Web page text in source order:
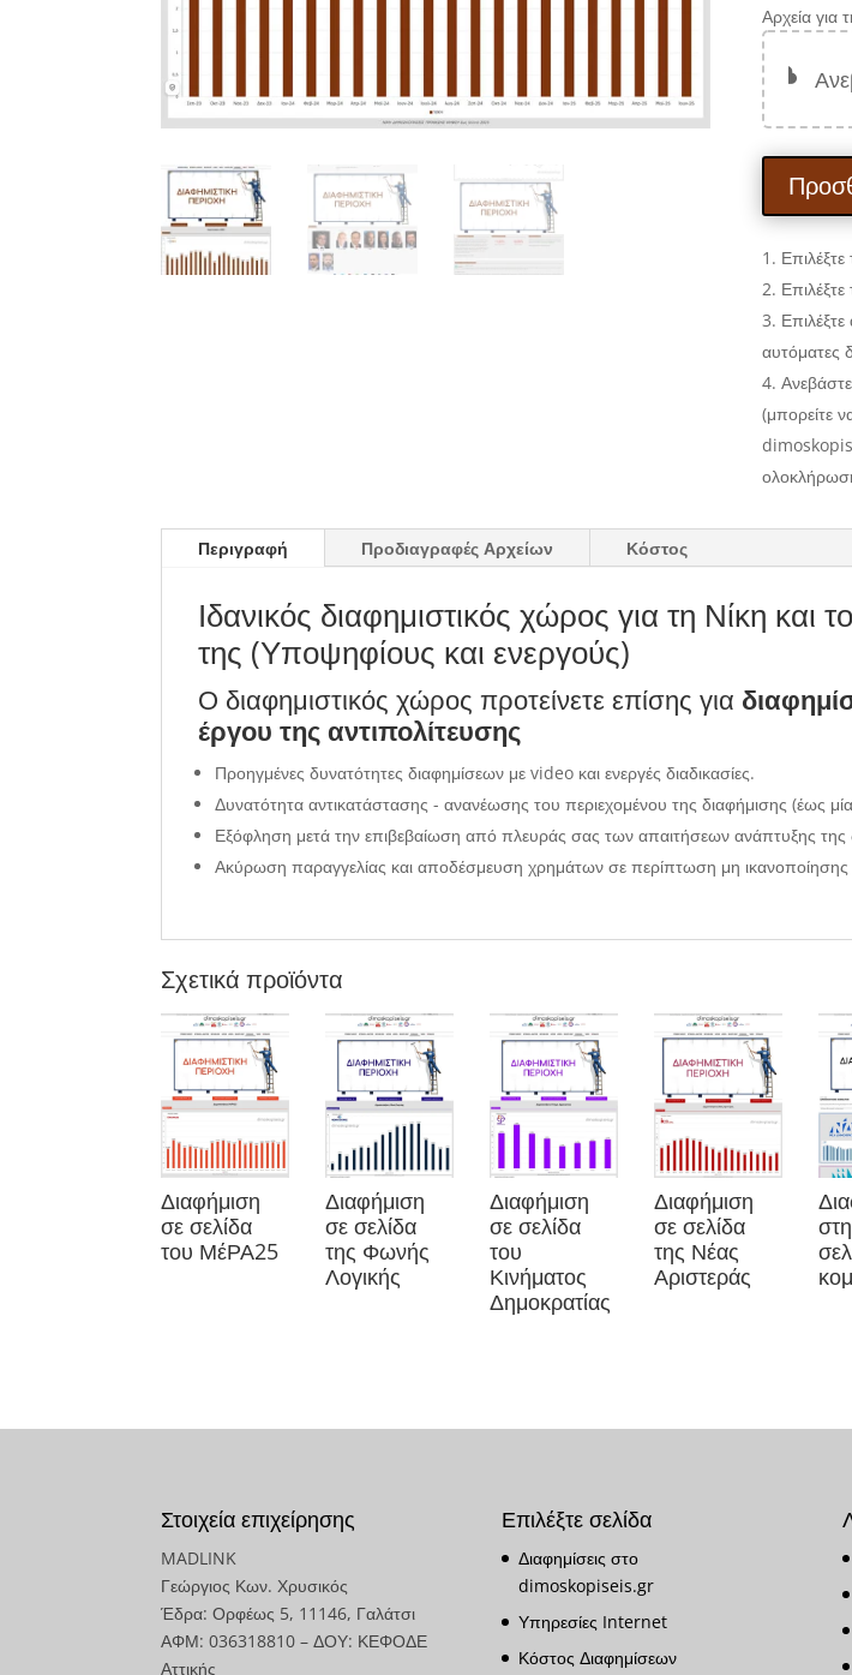
Αρχεία για
αυτόματες
(μπορείτε
Περιγραφή Προδιαγραφές Αρχείων Κόστος
Ιδανικός διαφημιστικός χώρος για τη Νίκη και
της (Υποψηφίους και ενεργούς)
Ο διαφημιστικός χώρος προτείνετε επίσης για
έργου της αντιπολίτευσης
Προηγμένες δυνατότητες διαφημίσεων με video και ενεργές διαδικασίες.
Δυνατότητα αντικατάστασης - ανανέωσης του περιεχομένου της διαφήμισης (έως
Εξόφληση μετά την επιβεβαίωση από πλευράς σας των απαιτήσεων ανάπτυξης της
Ακύρωση παραγγελίας και αποδέσμευση χρημάτων σε περίπτωση μη
Σχετικά προϊόντα
Διαφήμιση
σε σελίδα
του ΜέΡΑ25
Διαφήμιση
σε σελίδα
της Φωνής
Λογικής
Διαφήμιση
σε σελίδα
του
Κινήματος
Δημοκρατίας
Διαφήμιση
σε σελίδα
της Νέας
Αριστεράς
Στοιχεία επιχείρησης
MADLINK
Γεώργιος Κων. Χρυσικός
Έδρα: Ορφέως 5, 11146, Γαλάτσι
ΑΦΜ: 036318810 – ΔΟΥ: ΚΕΦΟΔΕ
Αττικής
Επιλέξτε σελίδα
Διαφημίσεις στο
dimoskopiseis.gr
Υπηρεσίες Internet
Κόστος Διαφημίσεων